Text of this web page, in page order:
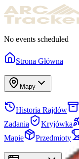
No events scheduled
Strona Główna
Mapy
Historia Rajdów
Zadania
Kryjówka
Mapie
Przedmioty